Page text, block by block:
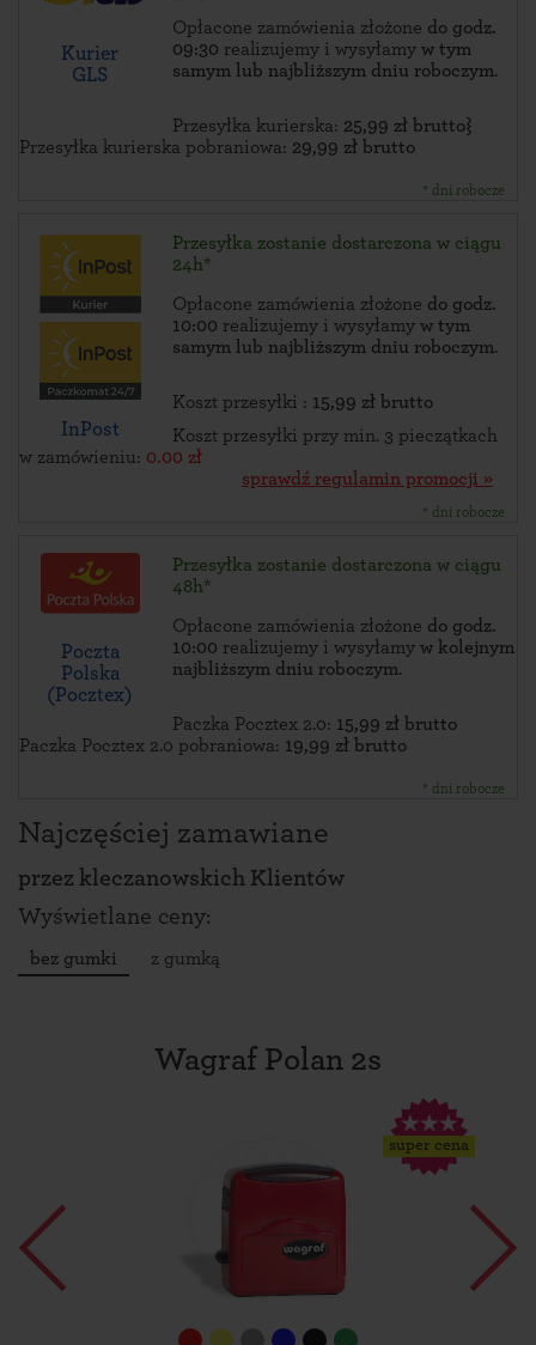
Kurier
GLS
Opłacone zamówienia złożone do godz.
09:30 realizujemy i wysyłamy w tym
samym lub najbliższym dniu roboczym.
Przesyłka kurierska: 25,99 zł brutto}
Przesyłka kurierska pobraniowa: 29,99 zł brutto
* dni robocze
InPost
Przesyłka zostanie dostarczona w ciągu
24h*
Opłacone zamówienia złożone do godz.
10:00 realizujemy i wysyłamy w tym
samym lub najbliższym dniu roboczym.
Koszt przesyłki : 15,99 zł brutto
Koszt przesyłki przy min. 3 pieczątkach
w zamówieniu: 0.00 zł
sprawdź regulamin promocji »
* dni robocze
Poczta
Polska
(Pocztex)
Przesyłka zostanie dostarczona w ciągu
48h*
Opłacone zamówienia złożone do godz.
10:00 realizujemy i wysyłamy w kolejnym
najbliższym dniu roboczym.
Paczka Pocztex 2.0: 15,99 zł brutto
Paczka Pocztex 2.0 pobraniowa: 19,99 zł brutto
* dni robocze
Najczęściej zamawiane
przez kleczanowskich Klientów
Wyświetlane ceny:
bez gumki z gumką
Wagraf Polan 2s
super cena